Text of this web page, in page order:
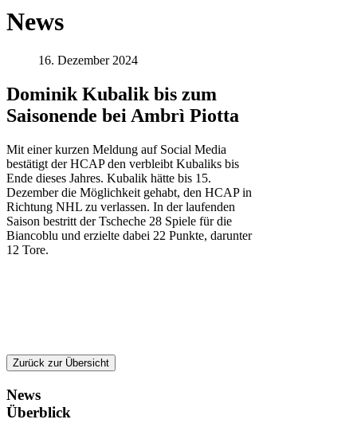
News
16. Dezember 2024
Dominik Kubalik bis zum
Saisonende bei Ambrì Piotta
Mit einer kurzen Meldung auf Social Media
bestätigt der HCAP den verbleibt Kubaliks bis
Ende dieses Jahres. Kubalik hätte bis 15.
Dezember die Möglichkeit gehabt, den HCAP in
Richtung NHL zu verlassen. In der laufenden
Saison bestritt der Tscheche 28 Spiele für die
Biancoblu und erzielte dabei 22 Punkte, darunter
12 Tore.
Zurück zur Übersicht
News
Überblick